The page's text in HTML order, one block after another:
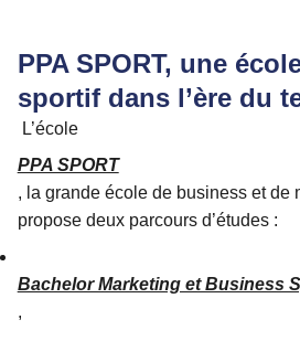
PPA SPORT, une
sportif dans l’ère du
L’école
PPA SPORT
, la grande école de business et de
propose deux parcours d’études :
Bachelor Marketing et Business
,